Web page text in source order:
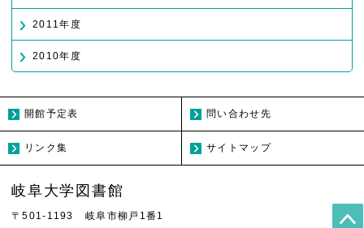
2011年度
2010年度
開館予定表 問い合わせ先
リンク集 サイトマップ
岐阜大学図書館
〒501-1193 岐阜市柳戸1番1